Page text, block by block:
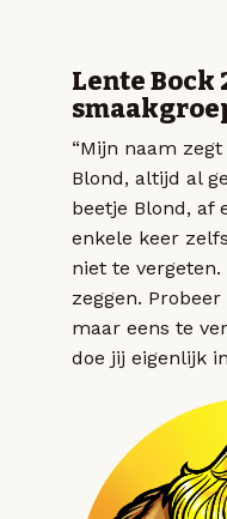
Lente Bock
“Mijn naam
Blond, altijd al
beetje Blond, af
enkele keer
niet te
zeggen.
maar eens te
doe jij eigenlijk